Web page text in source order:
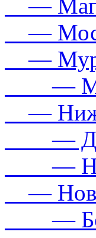
—
—
—
—
—
—
—
—
—